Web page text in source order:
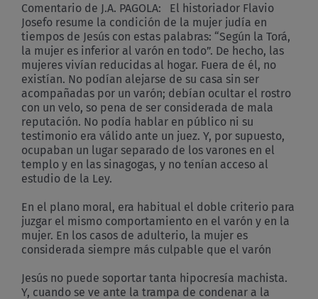
Comentario de J.A. PAGOLA: El historiador Flavio
Josefo resume la condición de la mujer judía en
tiempos de Jesús con estas palabras: “Según la Torá,
la mujer es inferior al varón en todo”. De hecho, las
mujeres vivían reducidas al hogar. Fuera de él, no
existían. No podían alejarse de su casa sin ser
acompañadas por un varón; debían ocultar el rostro
con un velo, so pena de ser considerada de mala
reputación. No podía hablar en público ni su
testimonio era válido ante un juez. Y, por supuesto,
ocupaban un lugar separado de los varones en el
templo y en las sinagogas, y no tenían acceso al
estudio de la Ley.
En el plano moral, era habitual el doble criterio para
juzgar el mismo comportamiento en el varón y en la
mujer. En los casos de adulterio, la mujer es
considerada siempre más culpable que el varón
Jesús no puede soportar tanta hipocresía machista.
Y, cuando se ve ante la trampa de condenar a la